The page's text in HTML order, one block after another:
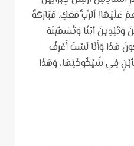
عَلَيْهَا! اَلرَّبُّ مَعَكِ. مُبَارَكَةٌ
وَتَلِدِينَ ٱبْنًا وَتُسَمِّينَهُ
هَذَا وَأَنَا لَسْتُ أَعْرِفُ
فِي شَيْخُوخَتِهَا، وَهَذَا